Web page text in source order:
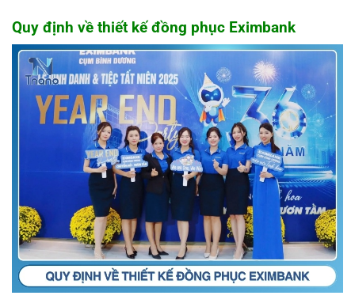
Quy định về thiết kế đồng phục Eximbank